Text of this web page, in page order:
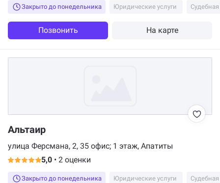
Закрыто до понедельника Юридические услуги
Позвонить На карте
Альтаир
улица Ферсмана, 2, 35 офис; 1 этаж, Апатиты
5,0 • 2 оценки
Закрыто до понедельника Юридические услуги